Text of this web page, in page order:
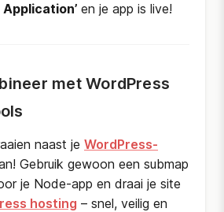
Application’ en je app is live!
met WordPress
naast je WordPress-
Gebruik gewoon een submap
je Node-app en draai je site
hosting – snel, veilig en